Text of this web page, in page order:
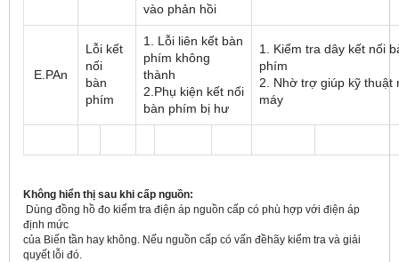
vào phản hồi
E.PAn
Lỗi kết
nối
bàn
phím
1. Lỗi liên kết bàn
phím không
thành
2.Phụ kiện kết nối
bàn phím bị hư
1. Kiểm tra dây kết nối
phím
2. Nhờ trợ giúp kỹ thuật
máy
Không hiển thị sau khi cấp nguồn:
Dùng đồng hồ đo kiểm tra điện áp nguồn cấp có phù hợp với điện áp
định mức
của Biến tần hay không. Nếu nguồn cấp có vấn đềhãy kiểm tra và giải
quyết lỗi đó.